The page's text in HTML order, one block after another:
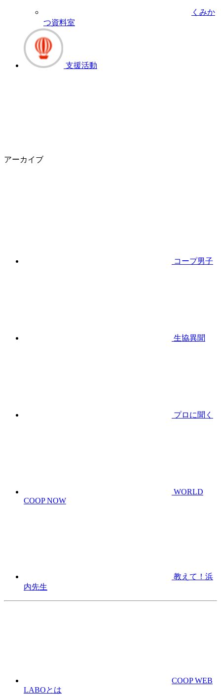
くみか
つ資料室
支援活動
アーカイブ
コープ男子
生協異聞
プロに聞く
WORLD
COOP NOW
教えて！浜
内先生
COOP WEB
LABOとは